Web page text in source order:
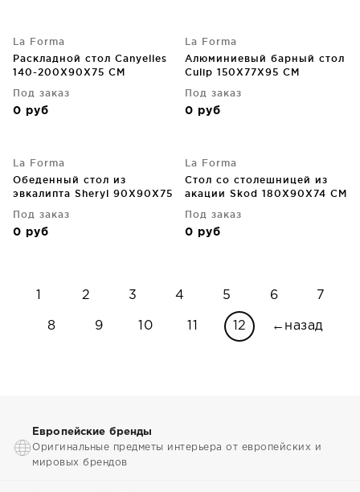
La Forma
Раскладной стол Canyelles
140-200X90X75 CM
Под заказ
0 руб
La Forma
Алюминиевый барный стол
Culip 150X77X95 CM
Под заказ
0 руб
La Forma
Обеденный стол из
эвкалипта Sheryl 90X90X75
Под заказ
0 руб
La Forma
Стол со столешницей из
акации Skod 180X90X74 CM
Под заказ
0 руб
2 3 4 5 6 7
8 9 10 12 ←назад
Европейские бренды
Оригинальные предметы интерьера от европейских и
мировых брендов